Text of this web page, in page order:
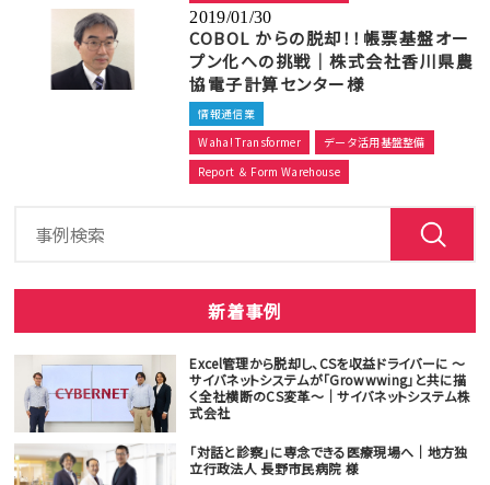
2019/01/30
COBOL からの脱却！！帳票基盤オー
プン化への挑戦｜株式会社香川県農
協電子計算センター様
情報通信業
Waha! Transformer
データ活用基盤整備
Report ＆ Form Warehouse
新着事例
Excel管理から脱却し、CSを収益ドライバーに ～
サイバネットシステムが「Growwwing」と共に描
く全社横断のCS変革～｜サイバネットシステム株
式会社
「対話と診察」に専念できる医療現場へ｜地方独
立行政法人 長野市民病院 様